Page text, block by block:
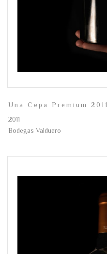
Una Cepa Premium 2011
2011
Bodegas Valduero